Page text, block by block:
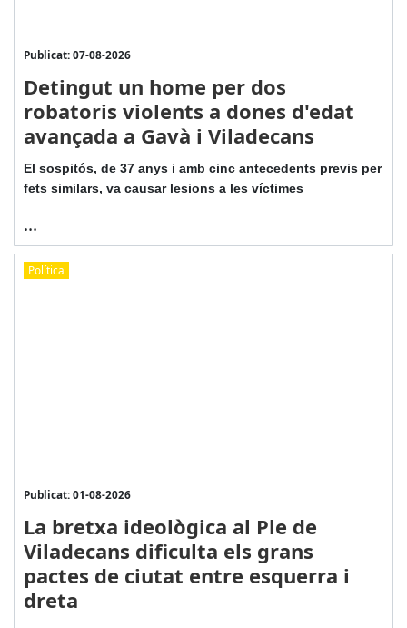
Publicat: 07-08-2026
Detingut un home per dos
robatoris violents a dones d'edat
avançada a Gavà i Viladecans
El sospitós, de 37 anys i amb cinc antecedents previs per
fets similars, va causar lesions a les víctimes
...
Política
Publicat: 01-08-2026
La bretxa ideològica al Ple de
Viladecans dificulta els grans
pactes de ciutat entre esquerra i
dreta